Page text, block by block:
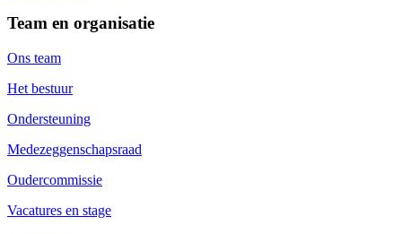
Team en organisatie
Ons team
Het bestuur
Ondersteuning
Medezeggenschapsraad
Oudercommissie
Vacatures en stage